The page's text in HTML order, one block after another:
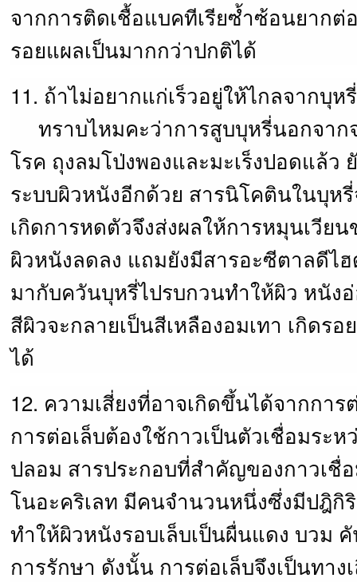
จากการติดเชื้อแบคทีเรียซ้ำซ้อนยากต่
รอยแผลเป็นมากกว่าปกติได้
11. ถ้าไม่อยากแก่เร็วอยู่ให้ไกลจากบุหรี่
ทราบไหมคะว่าการสูบบุหรี่นอกจาก
โรค ถุงลมโป่งพองและมะเร็งปอดแล้ว
ระบบผิวหนังอีกด้วย สารนิโคตินในบุหรี่
เกิดการหดตัวจึงส่งผลให้การหมุนเวียน
ผิวหนังลดลง แถมยังมีสารอะซีตาลดีไ
มากับควันบุหรี่ไปรบกวนทำให้ผิว หนัง
สีผิวจะกลายเป็นสีเหลืองอมเทา เกิดร
ได้
12. ความเสี่ยงที่อาจเกิดขึ้นได้จากการ
การต่อเล็บต้องใช้กาวเป็นตัวเชื่อมระห
ปลอม สารประกอบที่สำคัญของกาวเชื่
โนอะคริเลท มีคนจำนวนหนึ่งซึ่งมีปฎิกิ
ทำให้ผิวหนังรอบเล็บเป็นผื่นแดง บวม
การรักษา ดังนั้น การต่อเล็บจึงเป็นทา